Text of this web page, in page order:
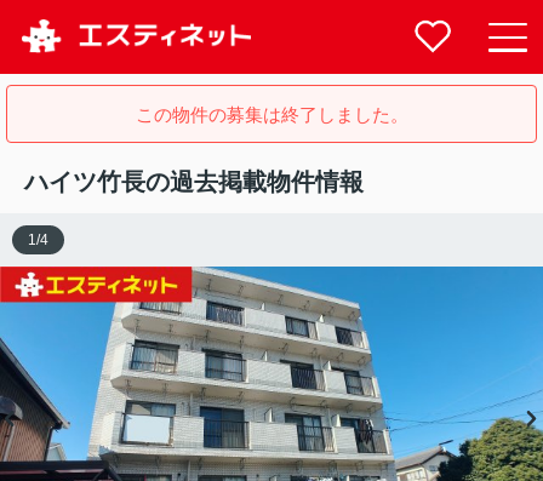
この物件の募集は終了しました。
ハイツ竹長の過去掲載物件情報
1 /4